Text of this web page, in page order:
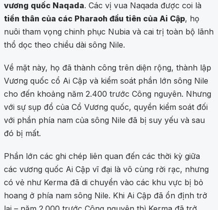
vương quốc Naqada. Các vị vua Naqada được coi là
tiền thân của các Pharaoh đầu tiên của Ai Cập, họ
nuôi tham vọng chinh phục Nubia và cai trị toàn bộ lãnh
thổ dọc theo chiều dài sông Nile.
Về mặt này, họ đã thành công trên diện rộng, thành lập
Vương quốc cổ Ai Cập và kiểm soát phần lớn sông Nile
cho đến khoảng năm 2.400 trước Công nguyên. Nhưng
với sự sụp đổ của Cổ Vương quốc, quyền kiểm soát đối
với phần phía nam của sông Nile đã bị suy yếu và sau
đó bị mất.
Phần lớn các ghi chép liên quan đến các thời kỳ giữa
các vương quốc Ai Cập vĩ đại là vô cùng rời rạc, nhưng
có vẻ như Kerma đã di chuyển vào các khu vực bị bỏ
hoang ở phía nam sông Nile. Khi Ai Cập đã ổn định trở